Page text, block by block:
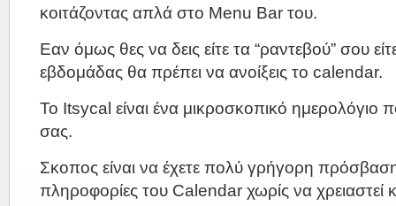
κοιτάζοντας απλά στο Menu Bar του.
Εαν όμως θες να δεις είτε τα “ραντεβού” σου
εβδομάδας θα πρέπει να ανοίξεις το calendar.
Το Itsycal είναι ένα μικροσκοπικό ημερολόγιο
σας.
Σκοπος είναι να έχετε πολύ γρήγορη πρόσβαση
πληροφορίες του Calendar χωρίς να χρειαστεί